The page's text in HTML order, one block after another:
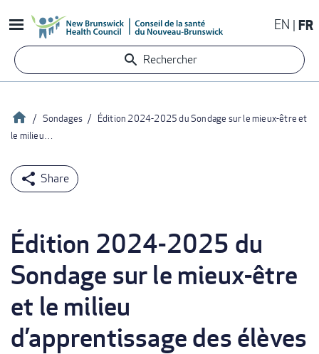
au
contenu
principal
EN FR
Rechercher
d'Ariane
Accueil
Sondages
Édition 2024-2025 du Sondage sur le mieux-être et
le milieu…
Édition 2024-2025 du
Sondage sur le mieux-être
et le milieu
d’apprentissage des élèves